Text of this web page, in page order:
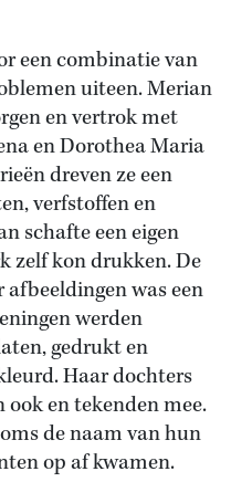
een combinatie van
uiteen. Merian
en vertrok met
en Dorothea Maria
dreven ze een
verfstoffen en
schafte een eigen
zelf kon drukken. De
was een
werden
gedrukt en
Haar dochters
en tekenden mee.
de naam van hun
op af kwamen.